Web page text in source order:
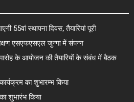
55वां स्थापना दिवस, तैयारियां पूरी
एसएफएसएल जुन्गा में संपन्न
के आयोजन की तैयारियों के संबंध में बैठक
का शुभारम्भ किया
शुभारंभ किया